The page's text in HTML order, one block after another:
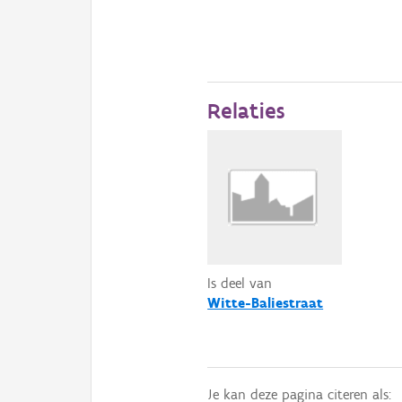
Relaties
Is deel van
Witte-Baliestraat
Je kan deze pagina citeren als: